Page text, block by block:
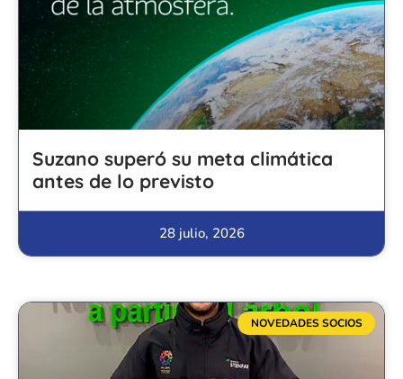
Suzano superó su meta climática
antes de lo previsto
28 julio, 2026
NOVEDADES SOCIOS